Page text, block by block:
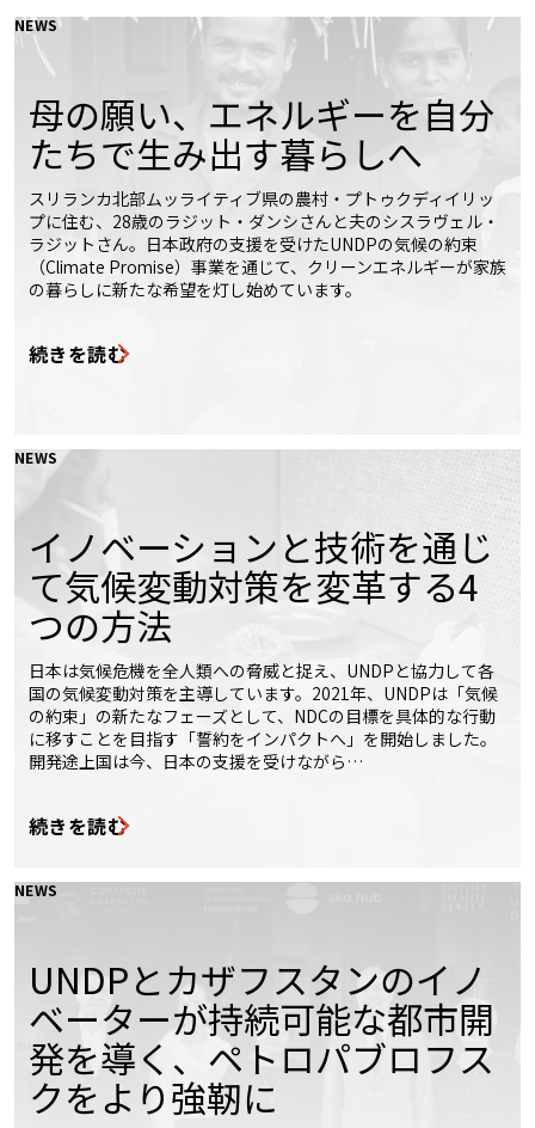
NEWS
母の願い、エネルギーを自分
たちで生み出す暮らしへ
スリランカ北部ムッライティブ県の農村・プトゥクディイリッ
プに住む、28歳のラジット・ダンシさんと夫のシスラヴェル・
ラジットさん。日本政府の支援を受けたUNDPの気候の約束
（Climate Promise）事業を通じて、クリーンエネルギーが家族
の暮らしに新たな希望を灯し始めています。
続きを読む
NEWS
イノベーションと技術を通じ
て気候変動対策を変革する4
つの方法
日本は気候危機を全人類への脅威と捉え、UNDPと協力して各
国の気候変動対策を主導しています。2021年、UNDPは「気候
の約束」の新たなフェーズとして、NDCの目標を具体的な行動
に移すことを目指す「誓約をインパクトへ」を開始しました。
開発途上国は今、日本の支援を受けながら…
続きを読む
NEWS
UNDPとカザフスタンのイノ
ベーターが持続可能な都市開
発を導く、ペトロパブロフス
クをより強靭に